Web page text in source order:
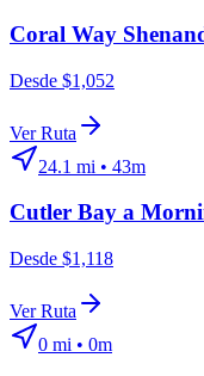
Coral Way
Desde $1,052
Ver Ruta
24.1 mi • 43m
Cutler Bay a
Desde $1,118
Ver Ruta
0 mi • 0m